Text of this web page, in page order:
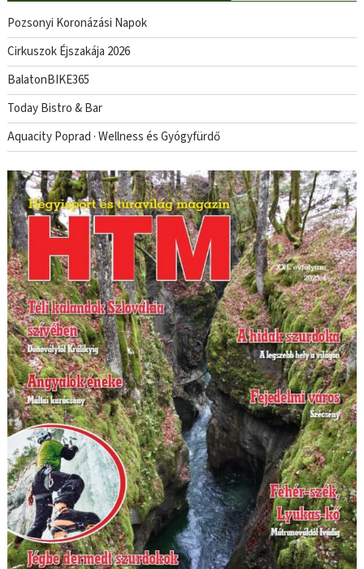
Pozsonyi Koronázási Napok
Cirkuszok Éjszakája 2026
BalatonBIKE365
Today Bistro & Bar
Aquacity Poprad · Wellness és Gyógyfürdő